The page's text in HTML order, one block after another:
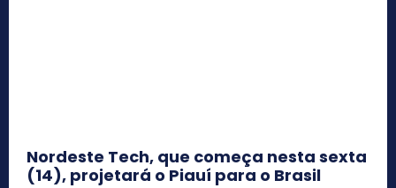
Nordeste Tech, que começa nesta sexta
(14), projetará o Piauí para o Brasil